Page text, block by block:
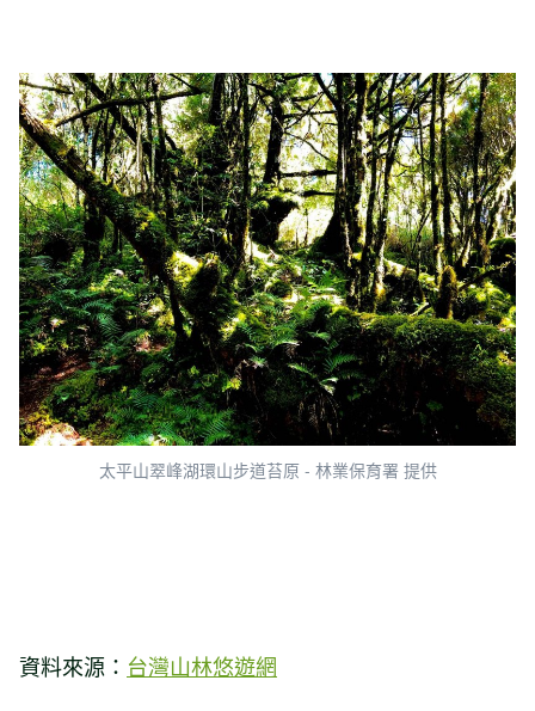
太平山翠峰湖環山步道苔原 - 林業保育署 提供
資料來源： 台灣山林悠遊網